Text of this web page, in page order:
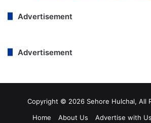
Advertisement
Advertisement
Copyright © 2026 Sehore Hulchal, All
Home
About Us Advertise with Us